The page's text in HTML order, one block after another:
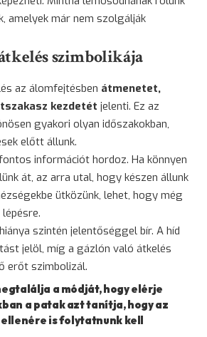
amelyek már nem szolgálják
szimbolikája
az álomfejtésben átmenetet,
kezdetét jelenti. Ez az
gyakori olyan időszakokban,
előtt állunk.
információt hordoz. Ha könnyen
át, az arra utal, hogy készen állunk
ütközünk, lehet, hogy még
szintén jelentőséggel bír. A híd
jelöl, míg a gázlón való átkelés
erőt szimbolizál.
a módját, hogy elérje
a patak azt tanítja, hogy az
is folytatnunk kell